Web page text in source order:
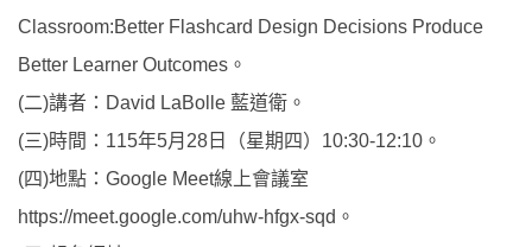
Classroom:Better Flashcard Design Decisions Produce
Better Learner Outcomes。
(二)講者：David LaBolle 藍道衛。
(三)時間：115年5月28日（星期四）10:30-12:10。
(四)地點：Google Meet線上會議室
https://meet.google.com/uhw-hfgx-sqd。